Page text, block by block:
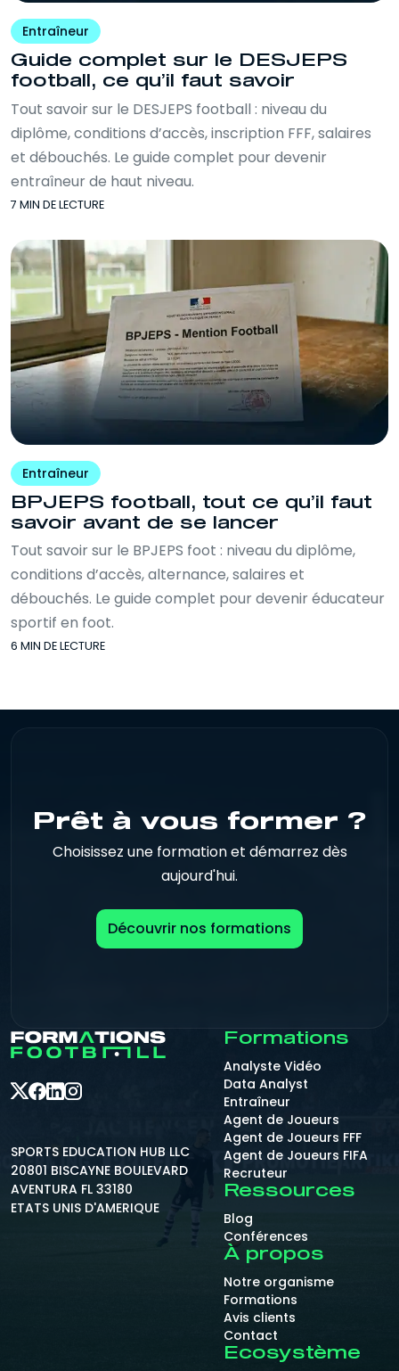
Entraîneur
Guide complet sur le DESJEPS
football, ce qu’il faut savoir
Tout savoir sur le DESJEPS football : niveau du
diplôme, conditions d’accès, inscription FFF, salaires
et débouchés. Le guide complet pour devenir
entraîneur de haut niveau.
7 MIN DE LECTURE
Entraîneur
BPJEPS football, tout ce qu’il faut
savoir avant de se lancer
Tout savoir sur le BPJEPS foot : niveau du diplôme,
conditions d’accès, alternance, salaires et
débouchés. Le guide complet pour devenir éducateur
sportif en foot.
6 MIN DE LECTURE
Prêt à vous former ?
Choisissez une formation et démarrez dès
aujourd'hui.
Découvrir nos formations
SPORTS EDUCATION HUB LLC
20801 BISCAYNE BOULEVARD
AVENTURA FL 33180
ETATS UNIS D'AMERIQUE
Formations
Analyste Vidéo
Data Analyst
Entraîneur
Agent de Joueurs
Agent de Joueurs FFF
Agent de Joueurs FIFA
Recruteur
Ressources
Blog
Conférences
À propos
Notre organisme
Formations
Avis clients
Contact
Ecosystème